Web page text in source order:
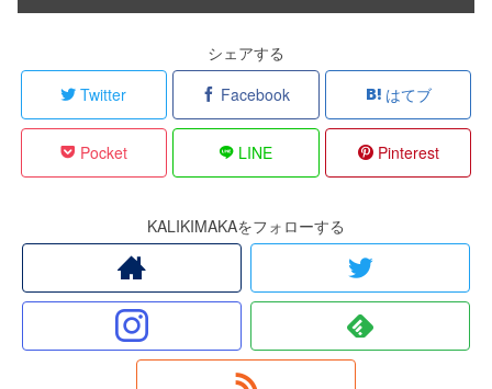
シェアする
Twitter
Facebook はてブ
Pocket LINE Pinterest
KALIKIMAKAをフォローする